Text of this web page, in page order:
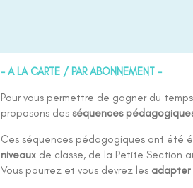
– A LA CARTE / PAR ABONNEMENT –
Pour vous permettre de gagner du
proposons desséquences
Ces séquences pédagogiques ont été
niveaux de classe, de la Petite Section
Vous pourrez et vous devrez les adapter